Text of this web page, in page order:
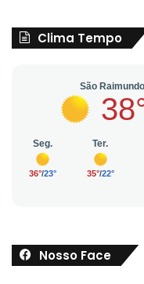
Clima Tempo
Nosso Face